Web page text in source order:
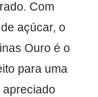
Com
açúcar, o
Ouro é o
para uma